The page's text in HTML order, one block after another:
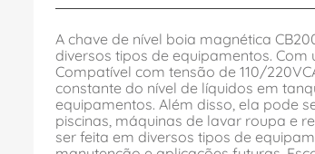
A chave de nível boia magnética
diversos tipos de equipamentos.
Compatível com tensão de 110/
constante do nível de líquidos em
equipamentos. Além disso, ela pode
piscinas, máquinas de lavar roupa e
ser feita em diversos tipos de